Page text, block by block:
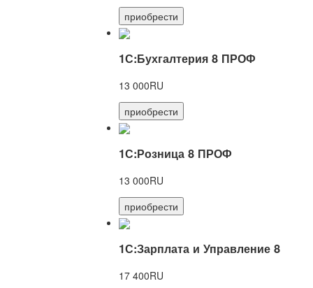
приобрести
1С:Бухгалтерия 8 ПРОФ
13 000RU
приобрести
1С:Розница 8 ПРОФ
13 000RU
приобрести
1С:Зарплата и Управление 8
17 400RU